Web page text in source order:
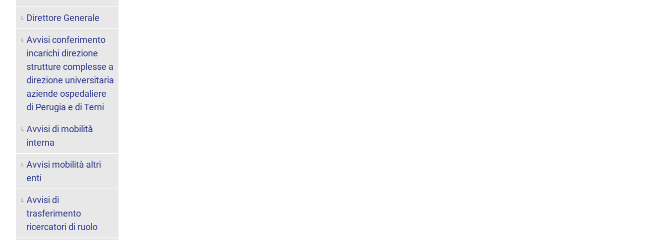
Direttore Generale
Avvisi conferimento
incarichi direzione
strutture complesse a
direzione universitaria
aziende ospedaliere
di Perugia e di Terni
Avvisi di mobilità
interna
Avvisi mobilità altri
enti
Avvisi di
trasferimento
ricercatori di ruolo